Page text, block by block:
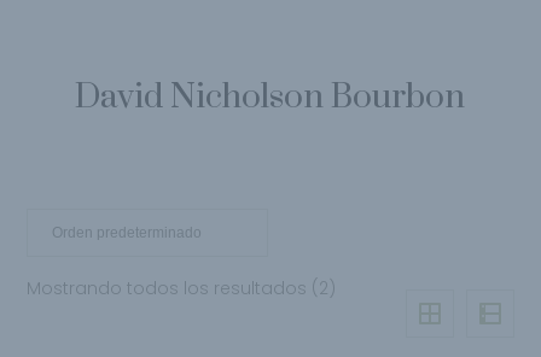
David Nicholson Bourbon
Mostrando todos los resultados (2)